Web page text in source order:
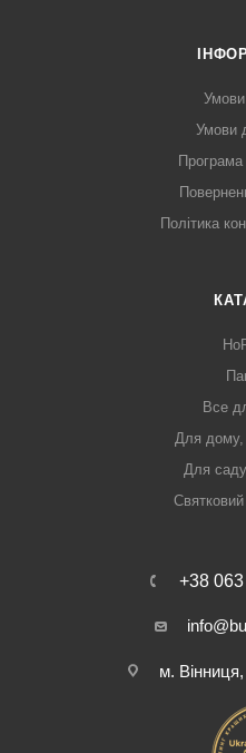
Умови
Програма
Політика
Все
Для дому,
Для
+38
м.